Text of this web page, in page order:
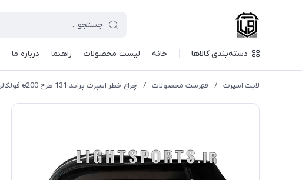
دسته‌بندی کالاها خانه لیست محصولات راهنما درباره ما
لایت اسپرت / فهرست محصولات / چراغ خطر اسپرت پراید 131 طرح e200 فولکالر